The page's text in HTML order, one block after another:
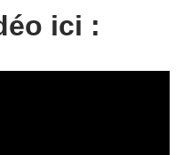
ici :